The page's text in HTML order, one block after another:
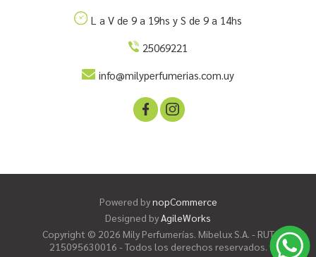
L a V de 9 a 19hs y S de 9 a 14hs
25069221
info@milyperfumerias.com.uy
Powered bynopCommerce
Designed byAgileWorks
Copyright © 2026 Mily Perfumerías. Mibelux S.A. - RUT
215095630016 - Todos los derechos reservados.